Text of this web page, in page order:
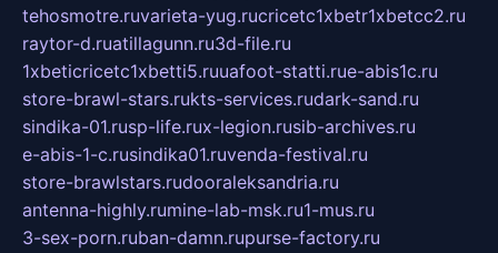
tehosmotre.ruvarieta-yug.rucricetc1xbetr1xbetcc2.ru
raytor-d.ruatillagunn.ru3d-file.ru
1xbeticricetc1xbetti5.ruuafoot-statti.rue-abis1c.ru
store-brawl-stars.rukts-services.rudark-sand.ru
sindika-01.rusp-life.rux-legion.rusib-archives.ru
e-abis-1-c.rusindika01.ruvenda-festival.ru
store-brawlstars.rudooraleksandria.ru
antenna-highly.rumine-lab-msk.ru1-mus.ru
3-sex-porn.ruban-damn.rupurse-factory.ru